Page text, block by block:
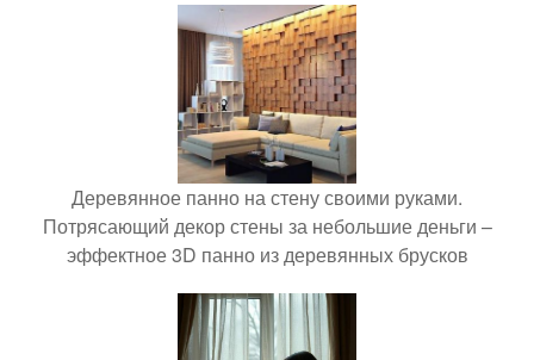
Деревянное панно на стену своими руками.
Потрясающий декор стены за небольшие деньги –
эффектное 3D панно из деревянных брусков